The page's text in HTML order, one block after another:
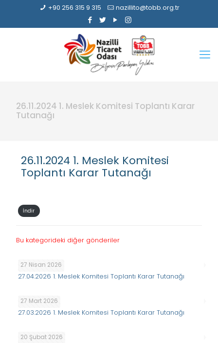
+90 256 315 9 315 nazillito@tobb.org.tr
26.11.2024 1. Meslek Komitesi Toplantı Karar
Tutanağı
26.11.2024 1. Meslek Komitesi
Toplantı Karar Tutanağı
İndir
Bu kategorideki diğer gönderiler
27 Nisan 2026
27.04.2026 1. Meslek Komitesi Toplantı Karar Tutanağı
27 Mart 2026
27.03.2026 1. Meslek Komitesi Toplantı Karar Tutanağı
20 Şubat 2026